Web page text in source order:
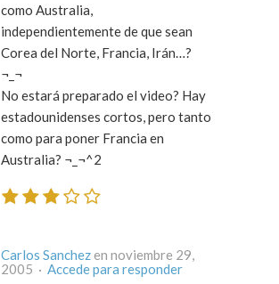
como Australia,
independientemente de que sean
Corea del Norte, Francia, Irán…?
¬_¬
No estará preparado el video? Hay
estadounidenses cortos, pero tanto
como para poner Francia en
Australia? ¬_¬^2
Carlos Sanchez en noviembre 29,
2005 · Accede para responder